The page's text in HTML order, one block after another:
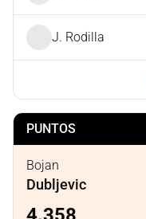
J. Rodilla
PUNTOS
Bojan
Dubljevic